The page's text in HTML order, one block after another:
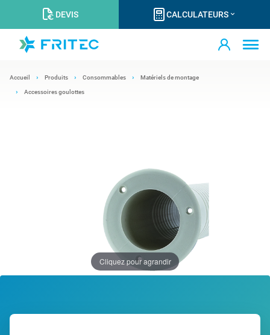
DEVIS CALCULATEURS
Accueil Produits Consommables Matériels de montage
Accessoires goulottes
Cliquez pour agrandir